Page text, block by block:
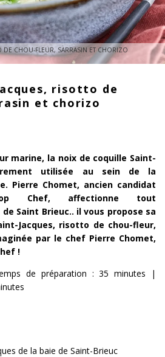
DE CHOU-FLEUR, SARRASIN ET CHORIZO
risotto de
et chorizo
marine, la noix de coquille Saint-
utilisée au sein de la
Pierre Chomet, ancien candidat
Chef, affectionne tout
Saint Brieuc.. il vous propose sa
Jacques, risotto de chou-fleur,
par le chef Pierre Chomet,
!
de préparation : 35 minutes |
de la baie de Saint-Brieuc